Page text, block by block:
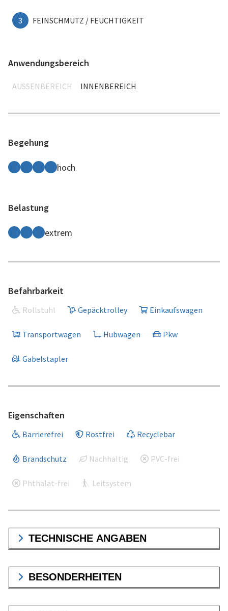
3 FEINSCHMUTZ / FEUCHTIGKEIT
Anwendungsbereich
AUSSENBEREICH INNENBEREICH
Begehung
hoch
Belastung
extrem
Befahrbarkeit
Rollstuhl Gepäcktrolley Einkaufswagen
Transportwagen Hubwagen Pkw
Gabelstapler
Eigenschaften
Barrierefrei Rostfrei Recyclebar
Brandschutz Nachhaltig PVC-frei
Phthalat-frei Leitsystem
TECHNISCHE ANGABEN
BESONDERHEITEN